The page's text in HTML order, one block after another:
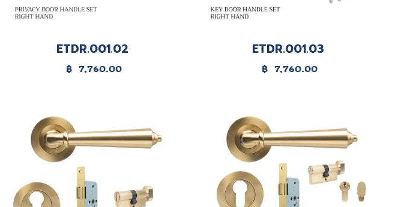
ETDR.001.02
฿ 7,760.00
ETDR.001.03
฿ 7,760.00